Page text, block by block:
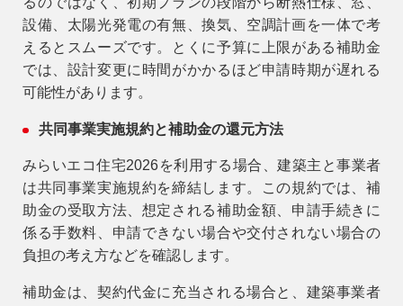
設備、太陽光発電の有無、換気、空調計画を一体で考
えるとスムーズです。とくに予算に上限がある補助金
では、設計変更に時間がかかるほど申請時期が遅れる
可能性があります。
共同事業実施規約と補助金の還元方法
みらいエコ住宅2026を利用する場合、建築主と事業者
は共同事業実施規約を締結します。この規約では、補
助金の受取方法、想定される補助金額、申請手続きに
係る手数料、申請できない場合や交付されない場合の
負担の考え方などを確認します。
補助金は、契約代金に充当される場合と、建築事業者